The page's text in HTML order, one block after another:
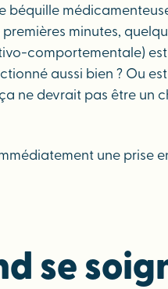
minutes,
comportementale)
aussi bien ? Ou
ne devrait pas être
une prise
se